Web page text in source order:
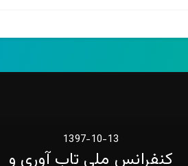
1397-10-13
کنفرانس ملی تاب آوری و